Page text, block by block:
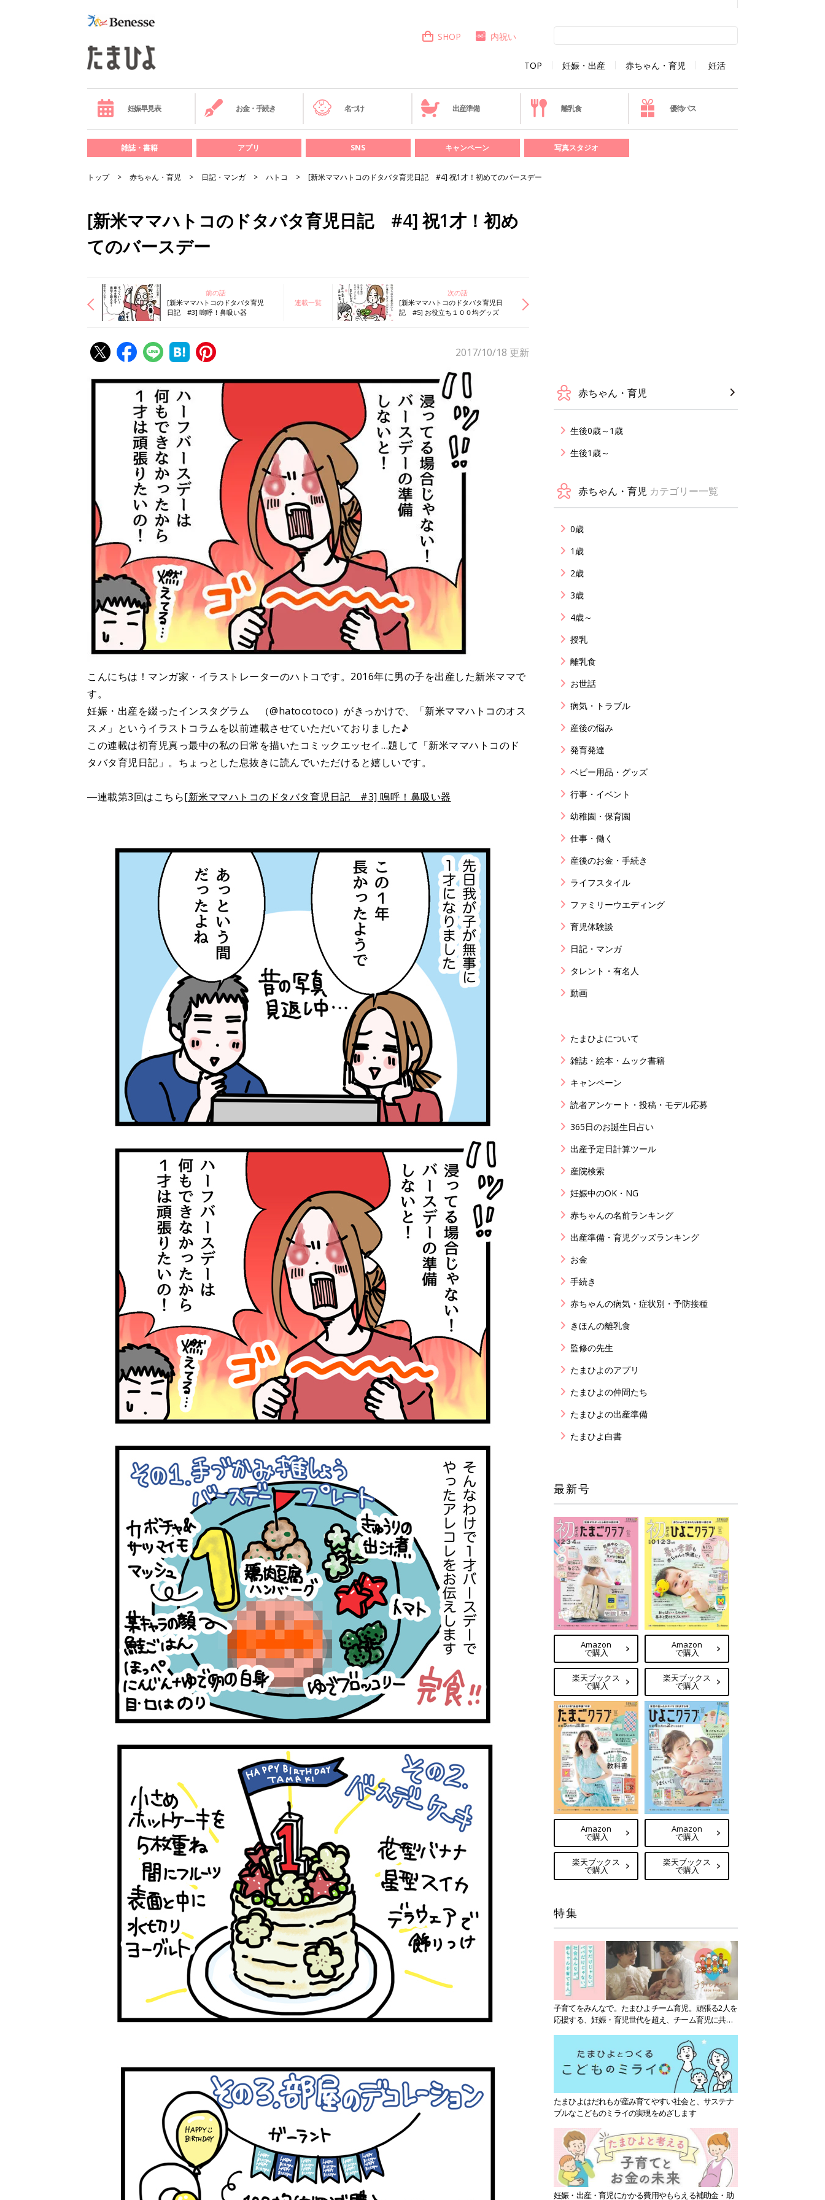
TOP 妊娠・出産 赤ちゃん・育児 妊活
SHOP 内祝い
妊娠早見表 お金・手続き 名づけ 出産準備 離乳食 優待パス
雑誌・書籍 アプリ SNS キャンペーン 写真スタジオ
トップ 赤ちゃん・育児 日記・マンガ ハトコ [新米ママハトコのドタバタ育児日記 #4] 祝1才！初めてのバースデー
[新米ママハトコのドタバタ育児日記 #4] 祝1才！初め
てのバースデー
前の話
[新米ママハトコのドタバタ育児
日記 #3] 嗚呼！鼻吸い器
連載一覧
次の話
[新米ママハトコのドタバタ育児日
記 #5] お役立ち１００均グッズ
2017/10/18 更新
こんにちは！マンガ家・イラストレーターのハトコです。2016年に男の子を出産した新米ママで
す。
妊娠・出産を綴ったインスタグラム （@hatocotoco）がきっかけで、「新米ママハトコのオス
スメ」というイラストコラムを以前連載させていただいておりました♪
この連載は初育児真っ最中の私の日常を描いたコミックエッセイ…題して「新米ママハトコのド
タバタ育児日記」。ちょっとした息抜きに読んでいただけると嬉しいです。
―連載第3回はこちら[新米ママハトコのドタバタ育児日記 #3] 嗚呼！鼻吸い器
赤ちゃん・育児
生後0歳～1歳
生後1歳～
赤ちゃん・育児 カテゴリー一覧
0歳
1歳
2歳
3歳
4歳～
授乳
離乳食
お世話
病気・トラブル
産後の悩み
発育発達
ベビー用品・グッズ
行事・イベント
幼稚園・保育園
仕事・働く
産後のお金・手続き
ライフスタイル
ファミリーウエディング
育児体験談
日記・マンガ
タレント・有名人
動画
たまひよについて
雑誌・絵本・ムック書籍
キャンペーン
読者アンケート・投稿・モデル応募
365日のお誕生日占い
出産予定日計算ツール
産院検索
妊娠中のOK・NG
赤ちゃんの名前ランキング
出産準備・育児グッズランキング
お金
手続き
赤ちゃんの病気・症状別・予防接種
きほんの離乳食
監修の先生
たまひよのアプリ
たまひよの仲間たち
たまひよの出産準備
たまひよ白書
最新号
Amazon
で購入
楽天ブックス
で購入
Amazon
で購入
楽天ブックス
で購入
Amazon
で購入
楽天ブックス
で購入
Amazon
で購入
楽天ブックス
で購入
特集
子育てをみんなで。たまひよチーム育児。頑張る2人を
応援する、妊娠・育児世代を超え、チーム育児に共感
たまひよはだれもが産み育てやすい社会と、サステナ
ブルなこどものミライの実現をめざします
妊娠・出産・育児にかかる費用やもらえる補助金・助